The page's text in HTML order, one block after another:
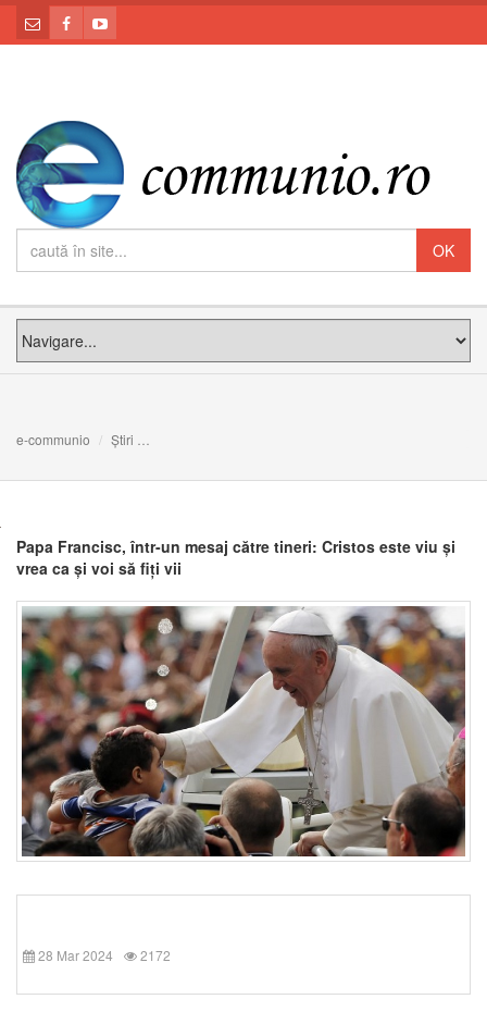
e-communio Știri
Papa Francisc, într-un mesaj către tineri: Cristos este viu și
vrea ca și voi să fiți vii
28 Mar 2024 2172